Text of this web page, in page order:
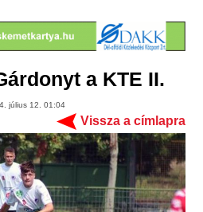
a KTE II.
július 12. 01:04
Vissza a címlapra